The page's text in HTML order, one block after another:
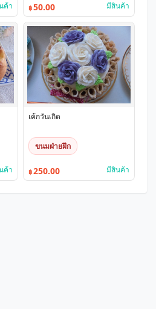
ค้า ฿50.00 มีสินค้า
ค้า
เค้กวันเกิด
ขนมฝ่ายฝึก
฿250.00 มีสินค้า